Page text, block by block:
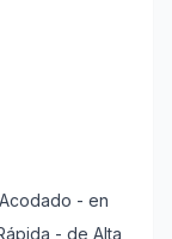
- en
- de Alta